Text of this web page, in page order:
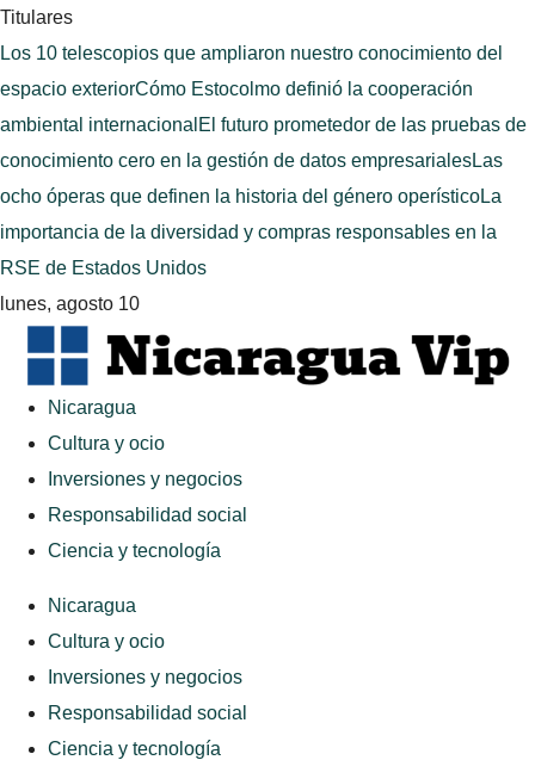
Titulares
Los 10 telescopios que ampliaron nuestro conocimiento del
espacio exteriorCómo Estocolmo definió la cooperación
ambiental internacional El futuro prometedor de las pruebas de
conocimiento cero en la gestión de datos empresarialesLas
ocho óperas que definen la historia del género operísticoLa
importancia de la diversidad y compras responsables en la
RSE de Estados Unidos
lunes, agosto 10
Nicaragua
Cultura y ocio
Inversiones y negocios
Responsabilidad social
Ciencia y tecnología
Nicaragua
Cultura y ocio
Inversiones y negocios
Responsabilidad social
Ciencia y tecnología